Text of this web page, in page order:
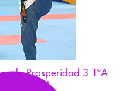
de Prosperidad 3 1ºA
Madrid